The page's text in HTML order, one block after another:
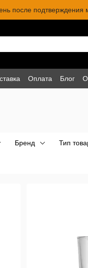
после
Оплата Блог
Бренд Тип